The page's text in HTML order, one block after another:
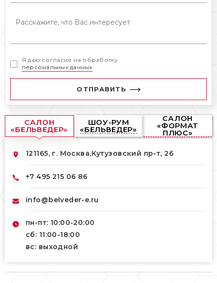
Я даю согласие на обработку
персональных данных
ОТПРАВИТЬ
САЛОН
«БЕЛЬВЕДЕР»
ШОУ-РУМ
«БЕЛЬВЕДЕР»
САЛОН
«ФОРМАТ
ПЛЮС»
121165, г. Москва,Кутузовский пр-т, 26
+7 495 215 06 86
info@belveder-e.ru
пн-пт: 10:00-20:00
сб: 11:00-18:00
вс: выходной